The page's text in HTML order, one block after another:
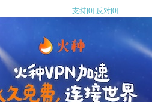
支持[0] 反对[0]
支持[0] 反对